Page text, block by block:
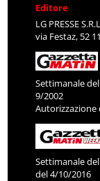
Editore
LG PRESSE
via Festaz, 52
Settimanale
9/2002
Autorizzazione
Settimanale
del 4/10/2016